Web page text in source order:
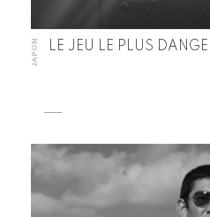
JAPON LE JEU LE PLUS